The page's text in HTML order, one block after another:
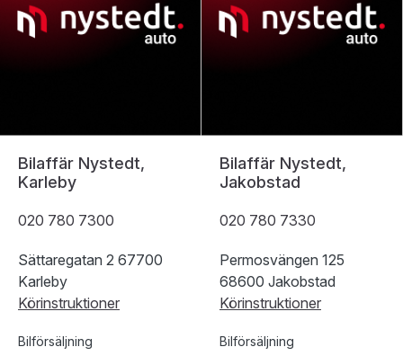
Bilaffär Nystedt,
Karleby
020 780 7300
Sättaregatan 2 67700
Karleby
Körinstruktioner
Bilförsäljning
Bilaffär Nystedt,
Jakobstad
020 780 7330
Permosvängen 125
68600 Jakobstad
Körinstruktioner
Bilförsäljning